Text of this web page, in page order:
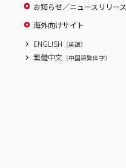
お知らせ／ニュースリリース
海外向けサイト
ENGLISH （英語）
繁體中文 （中国語繁体字）